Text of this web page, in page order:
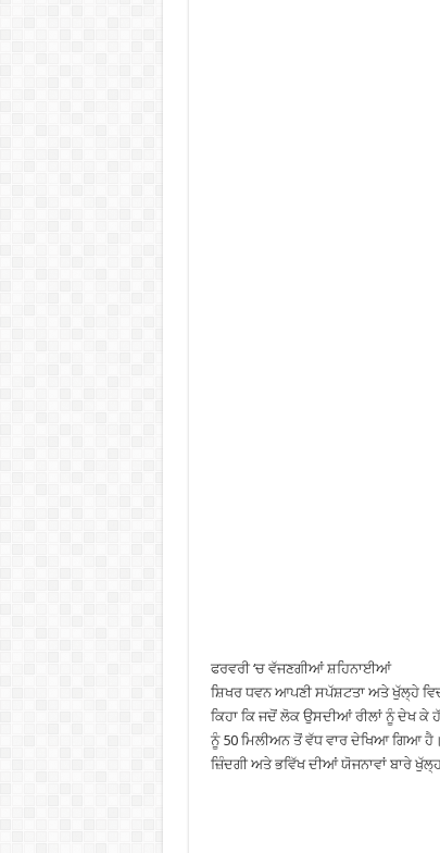
ਫਰਵਰੀ ‘ਚ ਵੱਜਣਗੀਆਂ ਸ਼ਹਿਨਾਈਆਂ
ਸ਼ਿਖਰ ਧਵਨ ਆਪਣੀ ਸਪੱਸ਼ਟਤਾ ਅਤੇ ਖੁੱਲ੍ਹੇ
ਕਿਹਾ ਕਿ ਜਦੋਂ ਲੋਕ ਉਸਦੀਆਂ ਰੀਲਾਂ ਨੂੰ ਦੇਖ ਕੇ
ਨੂੰ 50 ਮਿਲੀਅਨ ਤੋਂ ਵੱਧ ਵਾਰ ਦੇਖਿਆ ਗਿਆ
ਜ਼ਿੰਦਗੀ ਅਤੇ ਭਵਿੱਖ ਦੀਆਂ ਯੋਜਨਾਵਾਂ ਬਾਰੇ